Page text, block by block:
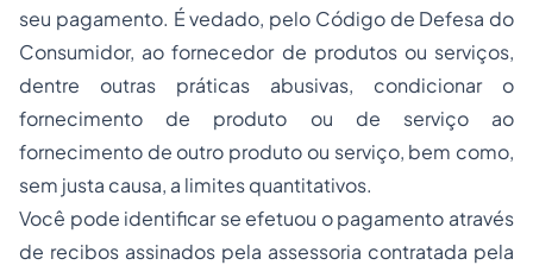
seu pagamento. É vedado, pelo Código de Defesa do
Consumidor, ao fornecedor de produtos ou serviços,
dentre outras práticas abusivas, condicionar o
fornecimento de produto ou de serviço ao
fornecimento de outro produto ou serviço, bem como,
sem justa causa, a limites quantitativos.
Você pode identificar se efetuou o pagamento através
de recibos assinados pela assessoria contratada pela